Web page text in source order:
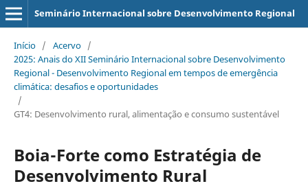
Seminário Internacional sobre Desenvolvimento Regional
Início / Acervo /
2025: Anais do XII Seminário Internacional sobre Desenvolvimento
Regional - Desenvolvimento Regional em tempos de emergência
climática: desafios e oportunidades
/
GT4: Desenvolvimento rural, alimentação e consumo sustentável
Boia-Forte como Estratégia de
Desenvolvimento Rural